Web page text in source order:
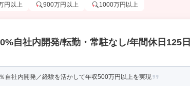
円以上 900万円以上 1000万円以上
自社内開発/転勤・常駐なし/年間休日125
自社内開発／経験を活かして年収500万円以上を実現